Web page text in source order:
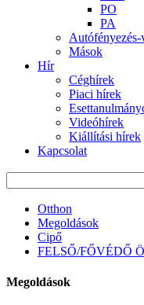
PO
PA
Mások
Hír
Céghírek
Piaci hírek
Videóhírek
Kiállítási hírek
Kapcsolat
Otthon
Megoldások
Cipő
FELSŐ/FŐVÉDŐ
Megoldások